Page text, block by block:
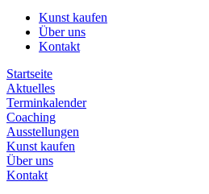
Kunst kaufen
Über uns
Kontakt
Startseite
Aktuelles
Terminkalender
Coaching
Ausstellungen
Kunst kaufen
Über uns
Kontakt